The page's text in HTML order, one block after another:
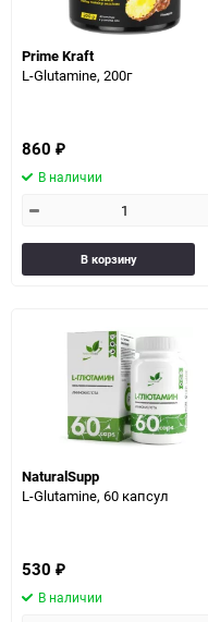
Prime Kraft
L-Glutamine, 200г
860 ₽
В наличии
В корзину
NaturalSupp
L-Glutamine, 60 капсул
530 ₽
В наличии